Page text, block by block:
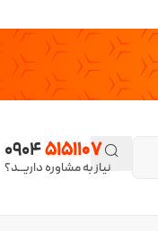
09045151107
نیاز به مشاوره داریــد؟